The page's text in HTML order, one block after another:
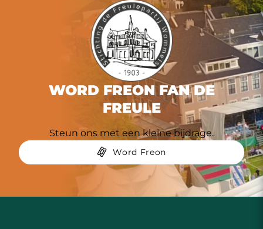
WORD FREON FAN DE
FREULE
Steun ons met een kleine bijdrage.
Word Freon